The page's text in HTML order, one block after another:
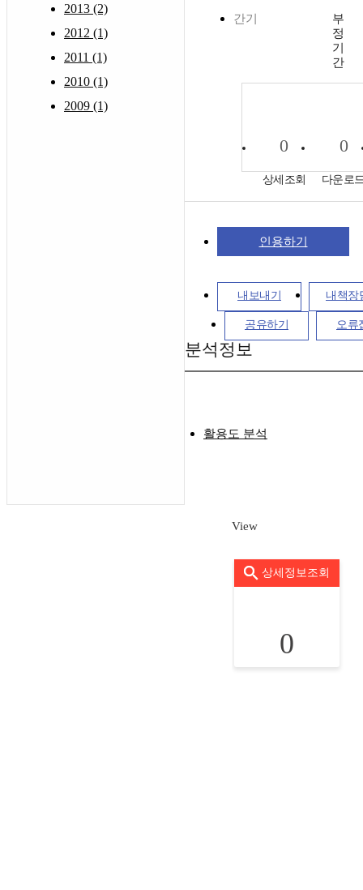
2013 (2)
2012 (1)
2011 (1)
2010 (1)
2009 (1)
간기
부
정
기
간
0
상세조회
0
다운로
인용하기
내보내기 내책장
공유하기 오류
분석정보
활용도 분석
View
상세정보조회
0